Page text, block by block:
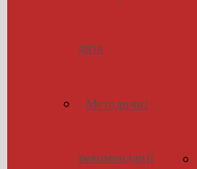
днів
Методичні
рекомендації